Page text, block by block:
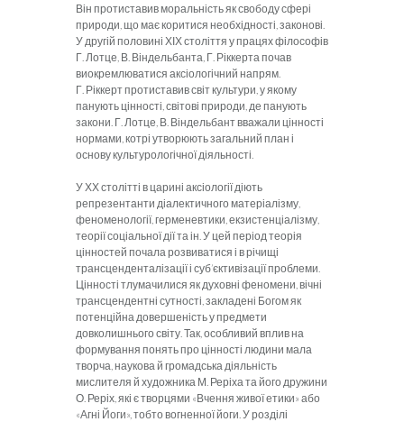
Він протиставив моральність як свободу сфері
природи, що має коритися необхідності, законові.
У другій половині ХІХ століття у працях філософів
Г. Лотце, В. Віндельбанта, Г. Ріккерта почав
виокремлюватися аксіологічний напрям.
Г. Ріккерт протиставив світ культури, у якому
панують цінності, світові природи, де панують
закони. Г. Лотце, В. Віндельбант вважали цінності
нормами, котрі утворюють загальний план і
основу культурологічної діяльності.
У ХХ столітті в царині аксіології діють
репрезентанти діалектичного матеріалізму,
феноменології, герменевтики, екзистенціалізму,
теорії соціальної дії та ін. У цей період теорія
цінностей почала розвиватися і в річищі
трансценденталізації і суб’єктивізації проблеми.
Цінності тлумачилися як духовні феномени, вічні
трансцендентні сутності, закладені Богом як
потенційна довершеність у предмети
довколишнього світу. Так, особливий вплив на
формування понять про цінності людини мала
творча, наукова й громадська діяльність
мислителя й художника М. Реріха та його дружини
О. Реріх, які є творцями «Вчення живої етики» або
«Агні Йоги», тобто вогненної йоги. У розділі